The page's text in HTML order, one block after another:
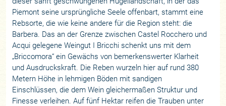
Piemont seine ursprüngliche Seele offenbart, stammt eine
Rebsorte, die wie keine andere für die Region steht: die
Barbera. Das an der Grenze zwischen Castel Rocchero und
Acqui gelegene Weingut I Bricchi schenkt uns mit dem
„Briccomora“ ein Gewächs von bemerkenswerter Klarheit
und Ausdruckskraft. Die Reben wurzeln hier auf rund 380
Metern Höhe in lehmigen Böden mit sandigen
Einschlüssen, die dem Wein gleichermaßen Struktur und
Finesse verleihen. Auf fünf Hektar reifen die Trauben unter